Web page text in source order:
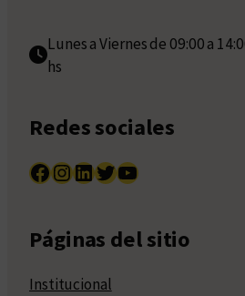
Lunes a Viernes de 09:00 a
hs
Redes sociales
Facebook InstagramLinkedIn Twitter YouTube
Páginas del sitio
Institucional